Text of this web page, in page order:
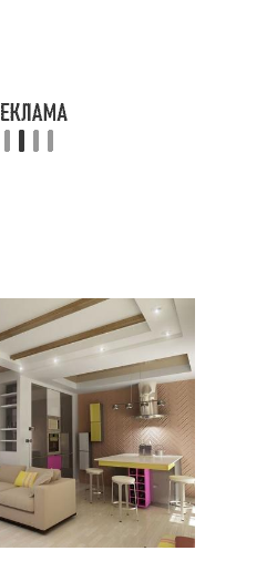
Дверь со стеклом
Дверь со стеклянным
окном